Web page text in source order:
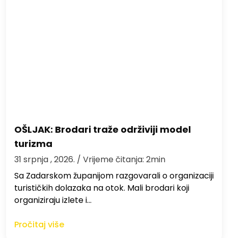
OŠLJAK: Brodari traže održiviji model
turizma
31 srpnja , 2026. / Vrijeme čitanja: 2min
Sa Zadarskom županijom razgovarali o organizaciji
turističkih dolazaka na otok. Mali brodari koji
organiziraju izlete i…
Pročitaj više